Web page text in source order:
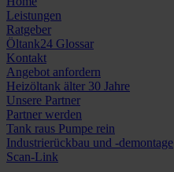
Leistungen
Ratgeber
Öltank24 Glossar
Kontakt
Angebot anfordern
Heizöltank älter 30 Jahre
Unsere Partner
Partner werden
Tank raus Pumpe rein
Industrierückbau und -demontage
Scan-Link